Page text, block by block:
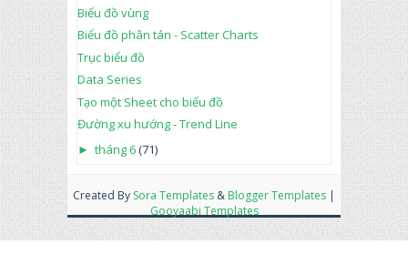
Biểu đồ vùng
Biểu đồ phân tán - Scatter Charts
Trục biểu đồ
Data Series
Tạo một Sheet cho biểu đồ
Đường xu hướng - Trend Line
► tháng 6(71)
Created By Sora Templates & Blogger Templates |
Gooyaabi Templates